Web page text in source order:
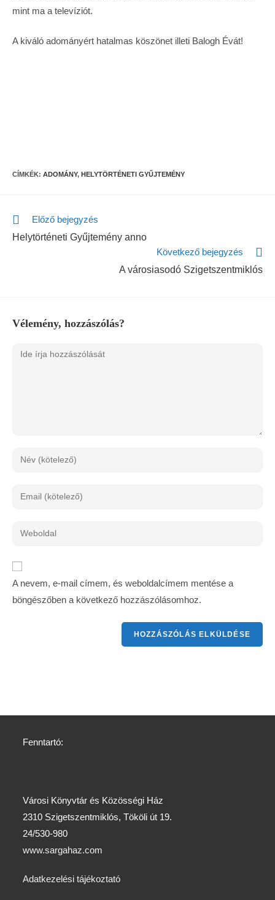
mint ma a televíziót.
A kiváló adományért hatalmas köszönet illeti Balogh Évát!
CÍMKÉK: ADOMÁNY, HELYTÖRTÉNETI GYŰJTEMÉNY
Előző bejegyzés
Helytörténeti Gyűjtemény anno
Következő bejegyzés
A városiasodó Szigetszentmiklós
Vélemény, hozzászólás?
A nevem, e-mail címem, és weboldalcímem mentése a
böngészőben a következő hozzászólásomhoz.
Fenntartó:
Városi Könyvtár és Közösségi Ház
2310 Szigetszentmiklós, Tököli út 19.
24/530-980
www.sargahaz.com
Adatkezelési tájékoztató